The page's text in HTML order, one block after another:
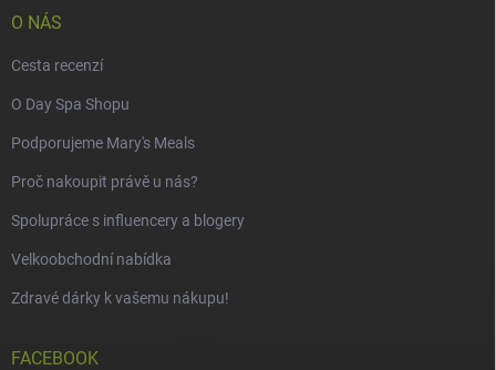
O NÁS
Cesta recenzí
O Day Spa Shopu
Podporujeme Mary's Meals
Proč nakoupit právě u nás?
Spolupráce s influencery a blogery
Velkoobchodní nabídka
Zdravé dárky k vašemu nákupu!
FACEBOOK